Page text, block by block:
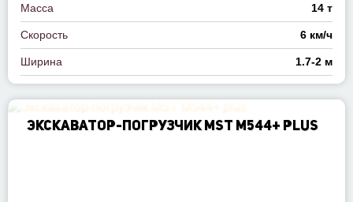
Масса 14 т
Скорость 6 км/ч
Ширина 1.7-2 м
ЭКСКАВАТОР-ПОГРУЗЧИК MST M544+ PLUS